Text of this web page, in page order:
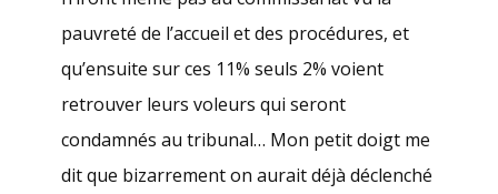
pauvreté de l’accueil et des procédures, et
qu’ensuite sur ces 11% seuls 2% voient
retrouver leurs voleurs qui seront
condamnés au tribunal… Mon petit doigt me
dit que bizarrement on aurait déjà déclenché